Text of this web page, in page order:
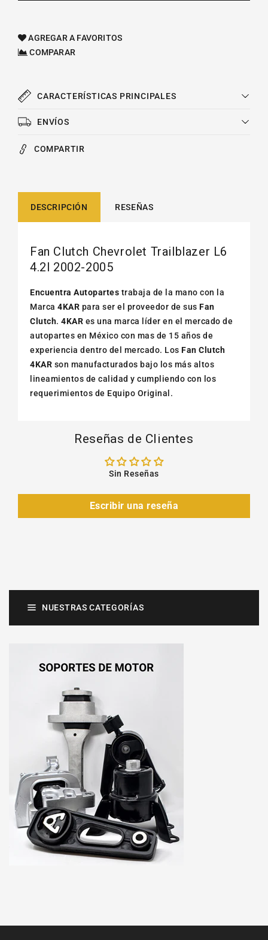
L6
AGREGAR A FAVORITOS
COMPARAR
CARACTERÍSTICAS PRINCIPALES
ENVÍOS
COMPARTIR
DESCRIPCIÓN RESEÑAS
Fan Clutch Chevrolet Trailblazer L6
4.2l 2002-2005
Encuentra Autopartes trabaja de la mano con la
Marca 4KAR para ser el proveedor de sus Fan
Clutch. 4KAR es una marca líder en el mercado de
autopartes en México con mas de 15 años de
experiencia dentro del mercado. Los Fan Clutch
4KAR son manufacturados bajo los más altos
lineamientos de calidad y cumpliendo con los
requerimientos de Equipo Original.
Reseñas de Clientes
Sin Reseñas
Escribir una reseña
NUESTRAS CATEGORÍAS